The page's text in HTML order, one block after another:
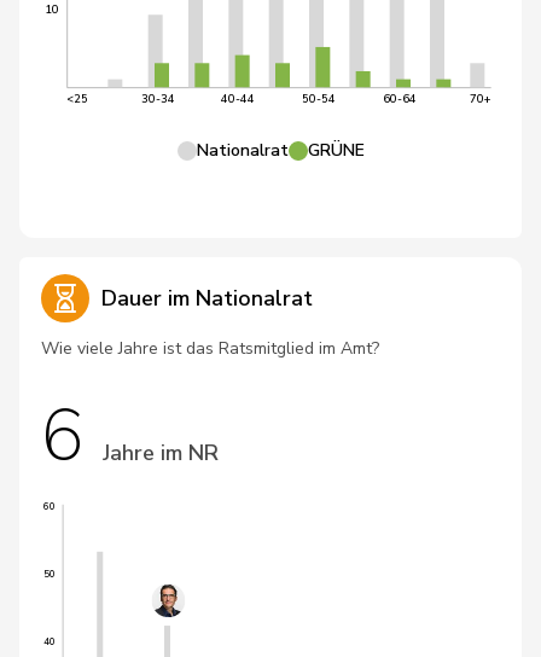
10
<25 30-34 40-44 50-54 60-64 70+
Nationalrat GRÜNE
Dauer im Nationalrat
Wie viele Jahre ist das Ratsmitglied im Amt?
6 Jahre im NR
40
50
60